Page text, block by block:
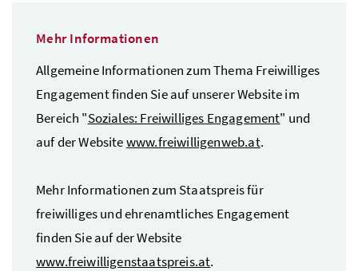
Mehr Informationen
Allgemeine Informationen zum Thema Freiwilliges
Engagement finden Sie auf unsererWebsiteim
Bereich "Soziales: Freiwilliges Engagement" und
auf derWebsitewww.freiwilligenweb.at.
Mehr Informationen zum Staatspreis für
freiwilliges und ehrenamtliches Engagement
finden Sie auf derWebsite
www.freiwilligenstaatspreis.at.